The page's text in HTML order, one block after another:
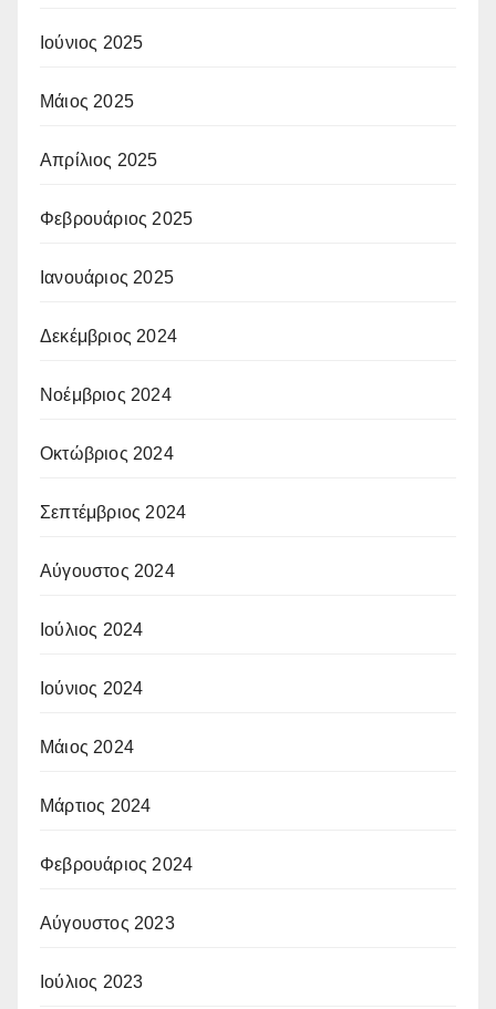
Ιούνιος 2025
Μάιος 2025
Απρίλιος 2025
Φεβρουάριος 2025
Ιανουάριος 2025
Δεκέμβριος 2024
Νοέμβριος 2024
Οκτώβριος 2024
Σεπτέμβριος 2024
Αύγουστος 2024
Ιούλιος 2024
Ιούνιος 2024
Μάιος 2024
Μάρτιος 2024
Φεβρουάριος 2024
Αύγουστος 2023
Ιούλιος 2023